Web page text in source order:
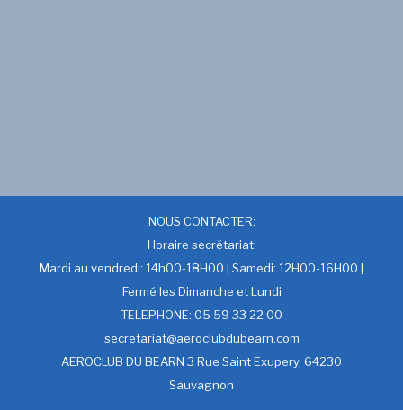
NOUS CONTACTER:
Horaire secrétariat:
Mardi au vendredi: 14h00-18H00 | Samedi: 12H00-16H00 |
Fermé les Dimanche et Lundi
TELEPHONE: 05 59 33 22 00
secretariat@aeroclubdubearn.com
AEROCLUB DU BEARN 3 Rue Saint Exupery, 64230
Sauvagnon